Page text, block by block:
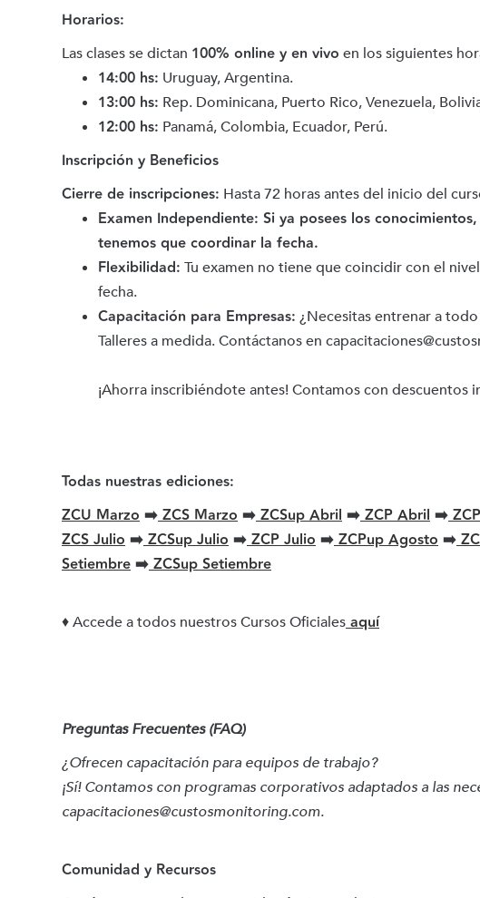
Horarios:
Las clases se dictan 100% online y en vivo en los siguientes
14:00 hs: Uruguay, Argentina.
13:00 hs: Rep. Dominicana, Puerto Rico, Venezuela,
12:00 hs: Panamá, Colombia, Ecuador, Perú.
Inscripción y Beneficios
Cierre de inscripciones: Hasta 72 horas antes del inicio del
Examen Independiente: Si ya posees los
tenemos que coordinar la fecha.
Flexibilidad: Tu examen no tiene que coincidir con el
fecha.
Capacitación para Empresas: ¿Necesitas entrenar a
Talleres a medida. Contáctanos en
¡Ahorra inscribiéndote antes! Contamos con
Todas nuestras ediciones:
ZCU Marzo ➡️ZCS Marzo ➡️ZCSup Abril ➡️ZCP Abril ➡️
ZCS Julio ➡️ZCSup Julio ➡️ZCP Julio ➡️ZCPup Agosto ➡️
Setiembre ➡️ZCSup Setiembre
♦ Accede a todos nuestros Cursos Oficialesaquí
Preguntas Frecuentes (FAQ)
¿Ofrecen capacitación para equipos de trabajo?
¡Sí! Contamos con programas corporativos adaptados a las
capacitaciones@custosmonitoring.com.
Comunidad y Recursos